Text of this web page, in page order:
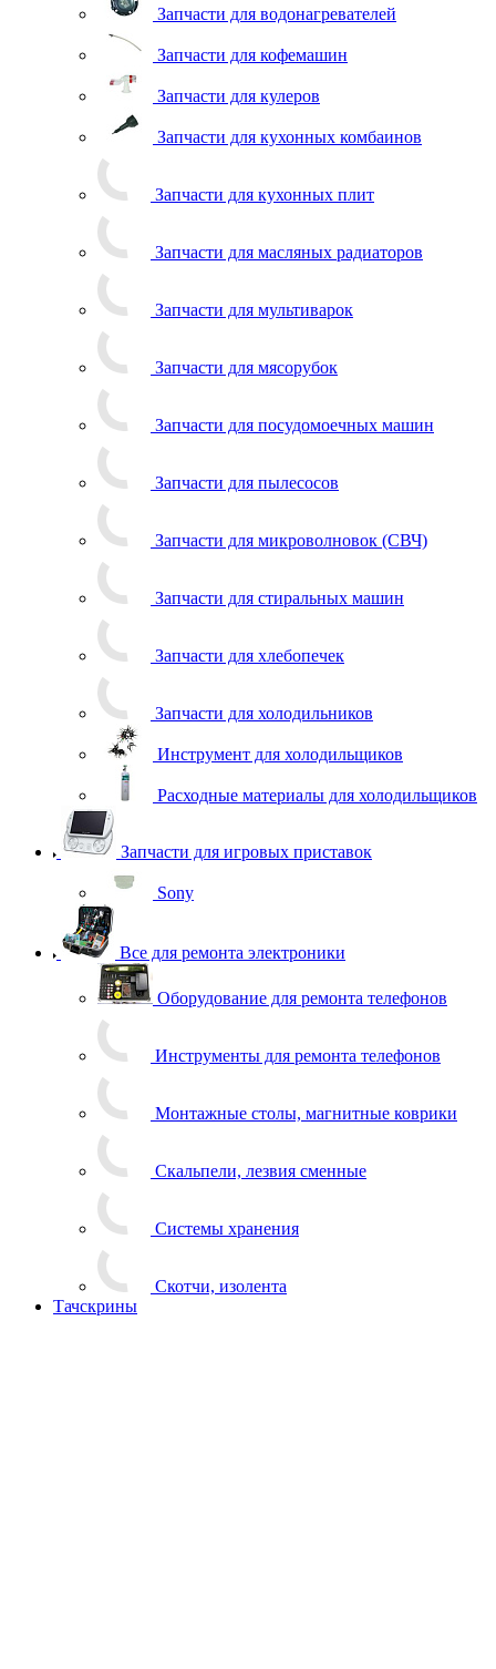
Запчасти для водонагревателей
Запчасти для кофемашин
Запчасти для кулеров
Запчасти для кухонных комбаинов
Запчасти для кухонных плит
Запчасти для масляных радиаторов
Запчасти для мультиварок
Запчасти для мясорубок
Запчасти для посудомоечных машин
Запчасти для пылесосов
Запчасти для микроволновок (СВЧ)
Запчасти для стиральных машин
Запчасти для хлебопечек
Запчасти для холодильников
Инструмент для холодильщиков
Расходные материалы для холодильщиков
Запчасти для игровых приставок
Sony
Все для ремонта электроники
Оборудование для ремонта телефонов
Инструменты для ремонта телефонов
Монтажные столы, магнитные коврики
Скальпели, лезвия сменные
Системы хранения
Скотчи, изолента
Тачскрины